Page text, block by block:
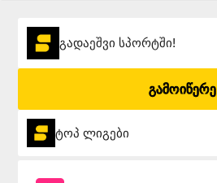
გადაეშვი სპორტში!
გამოიწერე
ტოპ ლიგები